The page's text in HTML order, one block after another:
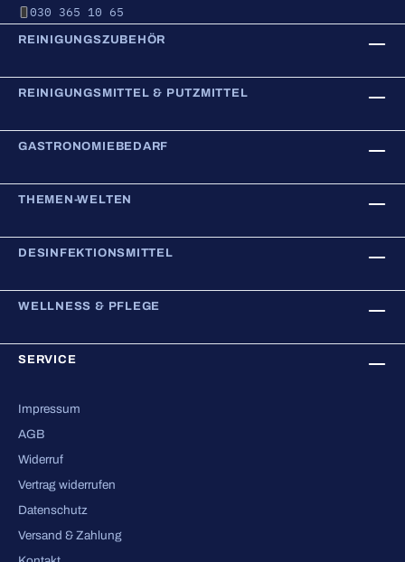
030 365 10 65
REINIGUNGSZUBEHÖR
REINIGUNGSMITTEL & PUTZMITTEL
GASTRONOMIEBEDARF
THEMEN-WELTEN
DESINFEKTIONSMITTEL
WELLNESS & PFLEGE
SERVICE
Impressum
AGB
Widerruf
Vertrag widerrufen
Datenschutz
Versand & Zahlung